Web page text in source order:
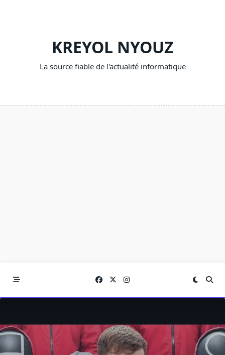
KREYOL NYOUZ
La source fiable de l'actualité informatique